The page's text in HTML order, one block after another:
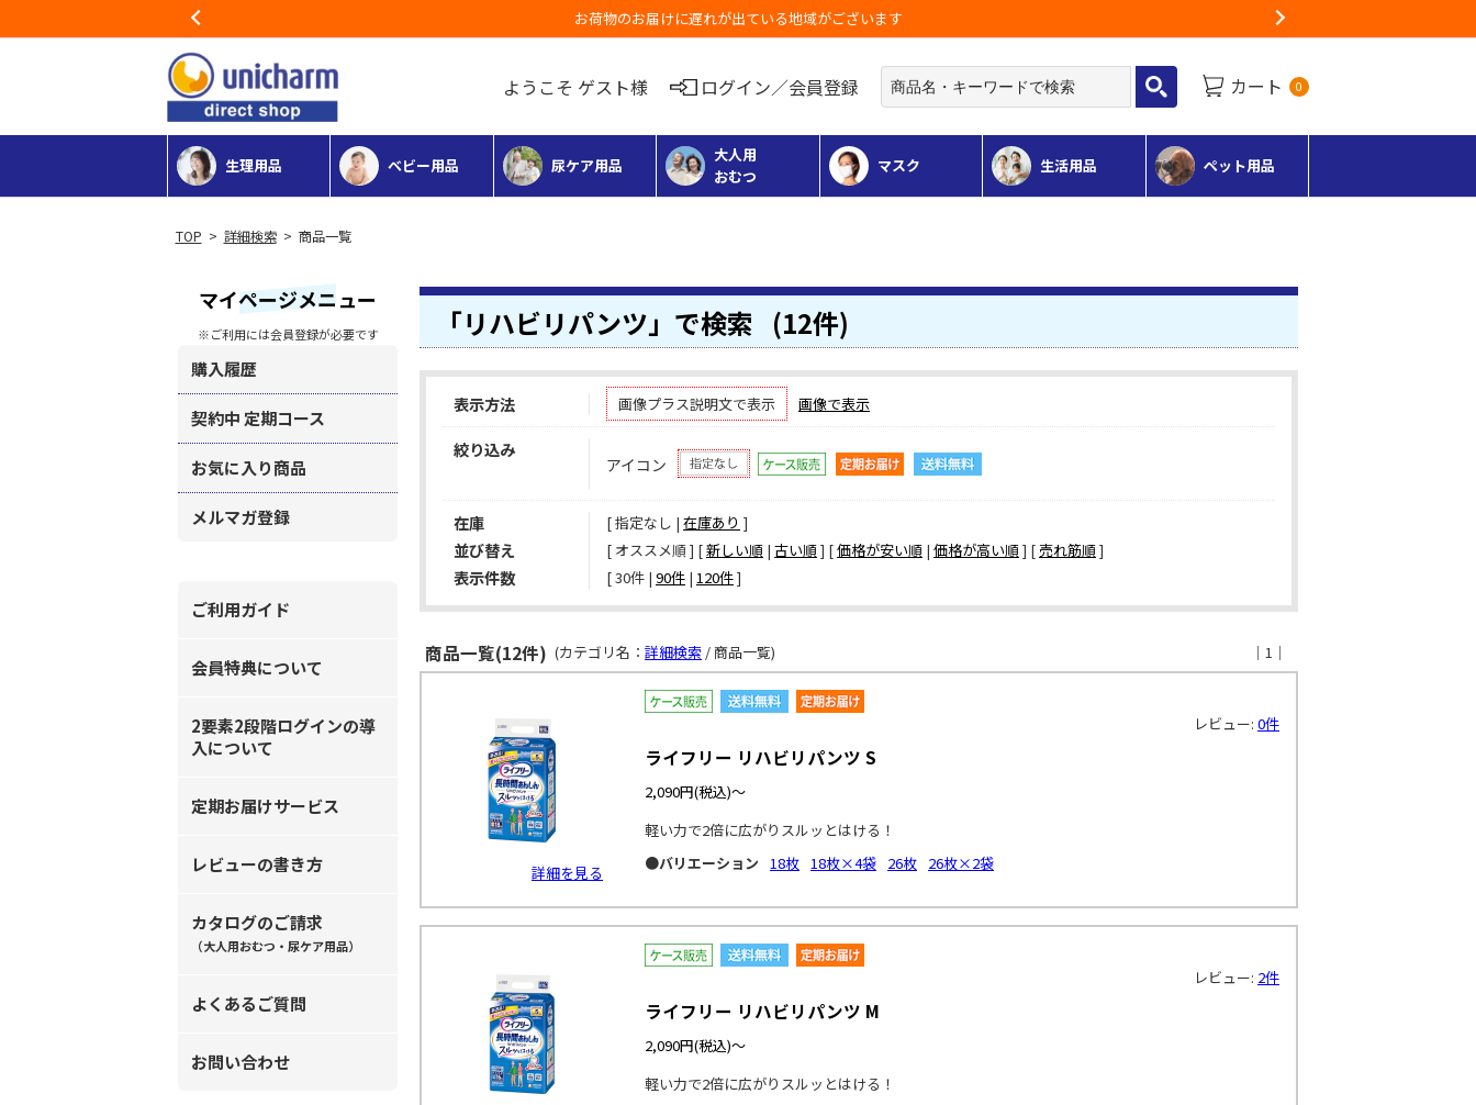
お荷物のお届けに遅れが出ている地域がございます
ようこそ ゲスト様 ログイン／会員登録 カート 0
生理用品 ベビー用品 尿ケア用品
大人用
おむつ
マスク 生活用品 ペット用品
> 詳細検索> 商品一覧
マイページメニュー
※ご利用には会員登録が必要です
購入履歴
契約中 定期コース
お気に入り商品
メルマガ登録
ご利用ガイド
会員特典について
2要素2段階ログインの導
入について
定期お届けサービス
レビューの書き方
カタログのご請求
（大人用おむつ・尿ケア用品）
よくあるご質問
お問い合わせ
「リハビリパンツ」で検索 (12件)
表示方法 画像プラス説明文で表示 画像で表示
絞り込み
アイコン
在庫 [ 指定なし | 在庫あり ]
並び替え [ オススメ順 ] [新しい順 | 古い順] [価格が安い順 | 価格が高い順] [売れ筋順]
表示件数 [ 30件 | 90件 | 120件 ]
商品一覧(12件) ｜1｜
(カテゴリ名： 詳細検索 / 商品一覧)
詳細を見る
レビュー: 0件
ライフリー リハビリパンツ S
2,090円(税込)～
軽い力で2倍に広がりスルッとはける！
●バリエーション 18枚 18枚×4袋 26枚 26枚×2袋
レビュー: 2件
ライフリー リハビリパンツ M
2,090円(税込)～
軽い力で2倍に広がりスルッとはける！